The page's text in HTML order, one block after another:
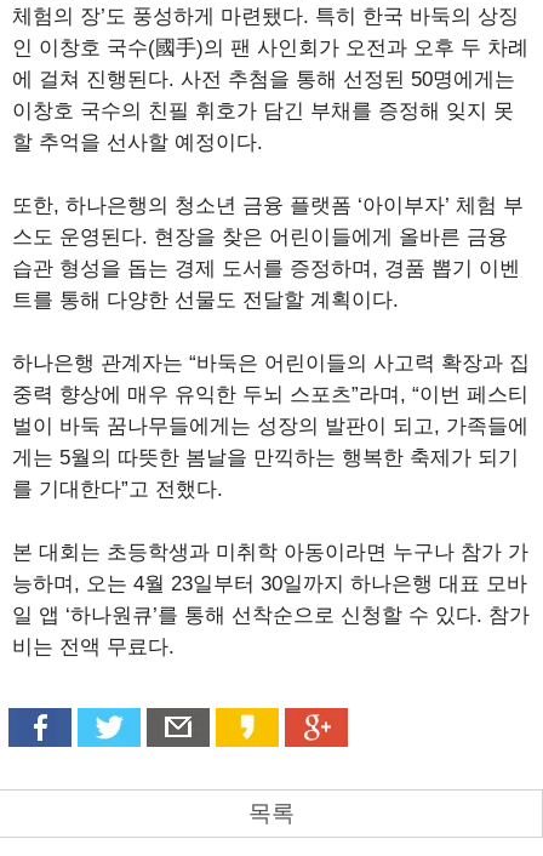
체험의 장’도 풍성하게 마련됐다. 특히 한국 바둑의 상징
인 이창호 국수(國手)의 팬 사인회가 오전과 오후 두 차례
에 걸쳐 진행된다. 사전 추첨을 통해 선정된 50명에게는
이창호 국수의 친필 휘호가 담긴 부채를 증정해 잊지 못
할 추억을 선사할 예정이다.
또한, 하나은행의 청소년 금융 플랫폼 ‘아이부자’ 체험 부
스도 운영된다. 현장을 찾은 어린이들에게 올바른 금융
습관 형성을 돕는 경제 도서를 증정하며, 경품 뽑기 이벤
트를 통해 다양한 선물도 전달할 계획이다.
하나은행 관계자는 “바둑은 어린이들의 사고력 확장과 집
중력 향상에 매우 유익한 두뇌 스포츠”라며, “이번 페스티
벌이 바둑 꿈나무들에게는 성장의 발판이 되고, 가족들에
게는 5월의 따뜻한 봄날을 만끽하는 행복한 축제가 되기
를 기대한다”고 전했다.
본 대회는 초등학생과 미취학 아동이라면 누구나 참가 가
능하며, 오는 4월 23일부터 30일까지 하나은행 대표 모바
일 앱 ‘하나원큐’를 통해 선착순으로 신청할 수 있다. 참가
비는 전액 무료다.
목록